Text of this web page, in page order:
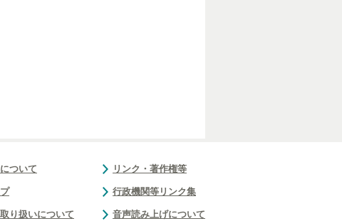
ついて
り扱いについて
リンク・著作権等
行政機関等リンク集
音声読み上げについて